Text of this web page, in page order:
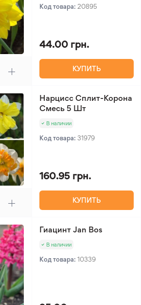
Код товара: 20895
44.00 грн.
КУПИТЬ
Нарцисс Сплит-Корона
Смесь 5 Шт
В наличии
Код товара: 31979
160.95 грн.
КУПИТЬ
Гиацинт Jan Bos
В наличии
Код товара: 10339